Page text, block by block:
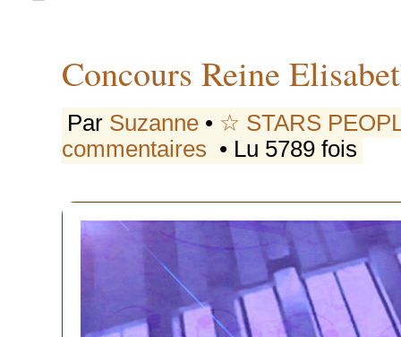
Concours Reine
Par Suzanne • ☆ STARS
commentaires • Lu 5789 fois